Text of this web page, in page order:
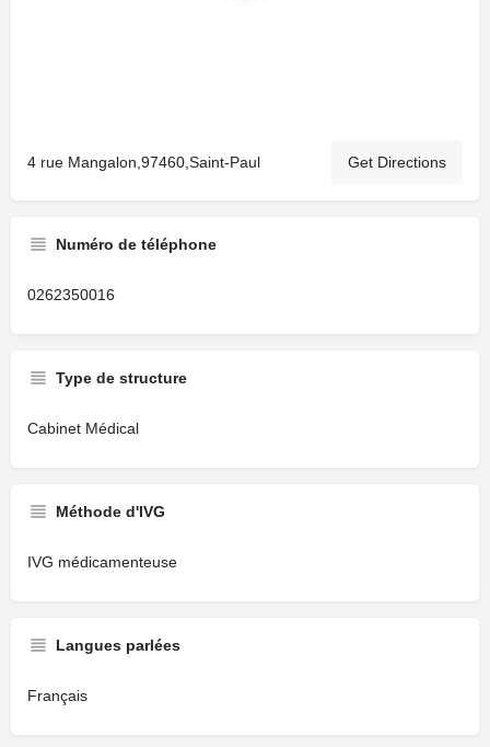
4 rue Mangalon,97460,Saint-Paul Get Directions
Numéro de téléphone
0262350016
Type de structure
Cabinet Médical
Méthode d'IVG
IVG médicamenteuse
Langues parlées
Français